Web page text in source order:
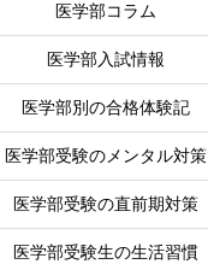
医学部コラム
医学部入試情報
医学部別の合格体験記
医学部受験のメンタル対策
医学部受験の直前期対策
医学部受験生の生活習慣